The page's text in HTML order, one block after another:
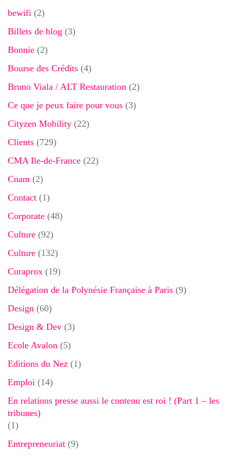
bewifi (2)
Billets de blog (3)
Bonnie (2)
Bourse des Crédits (4)
Bruno Viala / ALT Restauration (2)
Ce que je peux faire pour vous (3)
Cityzen Mobility (22)
Clients (729)
CMA Ile-de-France (22)
Cnam (2)
Contact (1)
Corporate (48)
Culture (92)
Culture (132)
Curaprox (19)
Délégation de la Polynésie Française à Paris (9)
Design (60)
Design & Dev (3)
Ecole Avalon (5)
Editions du Nez (1)
Emploi (14)
En relations presse aussi le contenu est roi ! (Part 1 – les
tribunes)
(1)
Entrepreneuriat (9)